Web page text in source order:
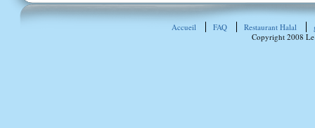
Accueil FAQ Restaurant Halal
Copyright 2008